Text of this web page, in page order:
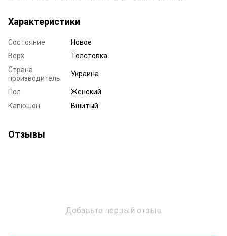
Характеристики
Состояние
Новое
Верх
Толстовка
Страна
производитель
Украина
Пол
Женский
Капюшон
Вшитый
Отзывы
Добавьте первый отзыв